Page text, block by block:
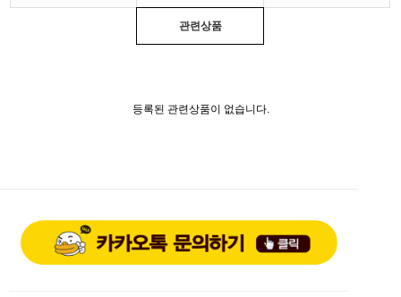
관련상품
등록된 관련상품이 없습니다.